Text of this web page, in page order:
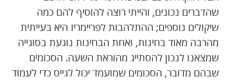
שהדברים נכונים, והייתי רוצה להוסיף להם כמה
שיקולים נוספים; ההתלהבות לפריימריז היא בעייתית
מהרבה מאוד בחינות, ואחת הבחינות נוגעת בסוגייה
שמצאנו לנכון להסתייג מהוראת השעה. הסכומים
שבהם מדובר, הסכומים שמועמד יכול לגייס כדי לעמוד